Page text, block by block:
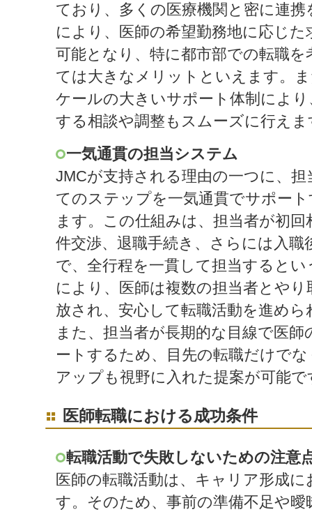
ており、多くの医療機関と密に連
により、医師の希望勤務地に応じ
可能となり、特に都市部での転職
ては大きなメリットといえます。
ケールの大きいサポート体制によ
する相談や調整もスムーズに行えま
一気通貫の担当システム
JMCが支持される理由の一つに、
てのステップを一気通貫でサポー
ます。この仕組みは、担当者が初
件交渉、退職手続き、さらには入
で、全行程を一貫して担当すると
により、医師は複数の担当者とや
放され、安心して転職活動を進め
また、担当者が長期的な目線で医
ートするため、目先の転職だけで
アップも視野に入れた提案が可能で
医師転職における成功条件
転職活動で失敗しないための注意
医師の転職活動は、キャリア形成
す。そのため、事前の準備不足や曖